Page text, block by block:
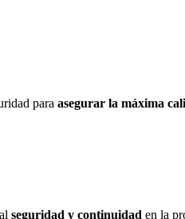
para asegurar la máxima
seguridad y continuidad en la